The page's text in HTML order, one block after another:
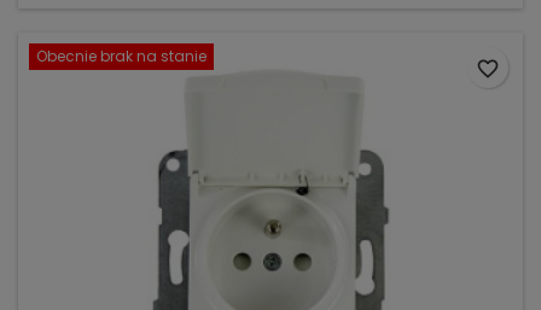
Obecnie brak na stanie
favorite_border